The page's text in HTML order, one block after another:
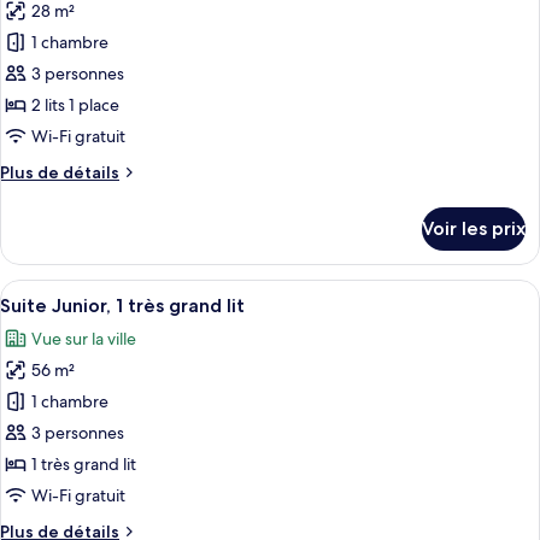
lit
«
Premier
»,
très
grand
lit
photos
pour
ce
type
de
chambre :
Chambre
»,
2
lits
une
place
28 m²
1 chambre
3 personnes
2 lits 1 place
Wi-Fi gratuit
Plus de détails
Plus
le
type
de
Chambre
«
Premier
»,
2
lits
une
place
Voir les prix
Afficher
toutes
les
photos
pour
ce
type
de
chambre :
Une chambre d’hôtel moderne
11
Suite Junior, 1 très grand lit
Vue sur la ville
56 m²
1 chambre
3 personnes
1 très grand lit
Wi-Fi gratuit
Plus de détails
Plus